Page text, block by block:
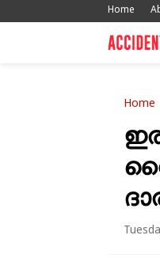
Home
Home